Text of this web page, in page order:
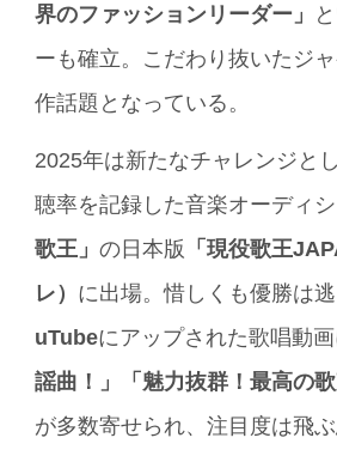
界のファッションリーダー」
ーも確立。こだわり抜いたジ
作話題となっている。
2025年は新たなチャレンジと
聴率を記録した音楽オーディ
歌王」の日本版 「現役歌王
レ） に出場。惜しくも優勝は
uTubeにアップされた歌唱動
謡曲！」「魅力抜群！最高の歌
が多数寄せられ、注目度は飛